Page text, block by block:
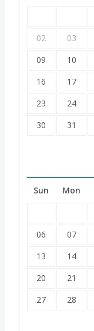
02
03
09
10
16
17
23
24
30
31
Sun Mon
06
07
13
14
20
21
27
28